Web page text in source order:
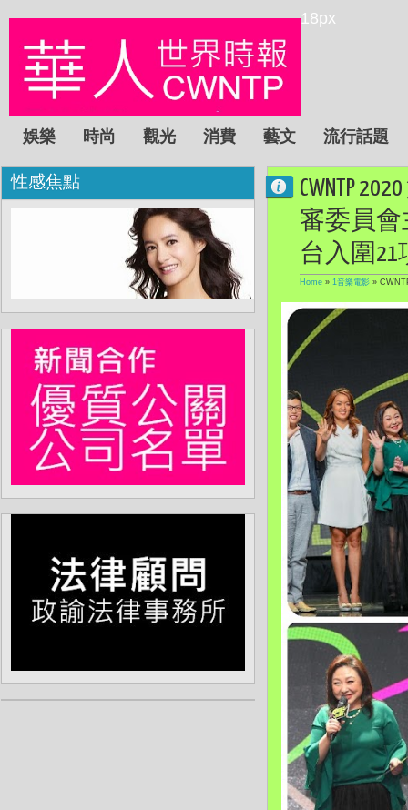
18px
娛樂 時尚 觀光 消費 藝文 流行話題
CWNTP
審委員會
台入圍
Home » 1音樂電影 »
性感焦點